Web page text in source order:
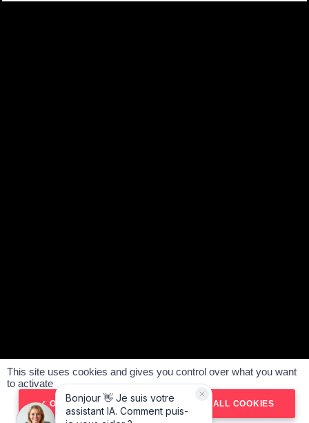
#SeDéplacerMoinsPolluer
Politique de confidentialité
Mentions légales
CGV
NOS AGENCES
This site uses cookies and gives you control over what you want
to activate
OK, ACCEPT ALL DENY ALL COOKIES